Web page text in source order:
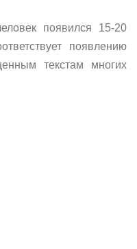
появился 15-20
появлению
текстам многих